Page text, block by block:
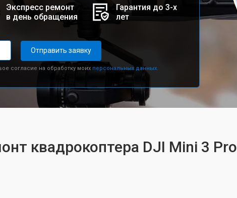
Экспресс ремонт
в день обращения
Гарантия до 3-х
лет
Отправить заявку
согласие на обработку моих персональных данных.
квадрокоптера DJI Mini 3 Pro